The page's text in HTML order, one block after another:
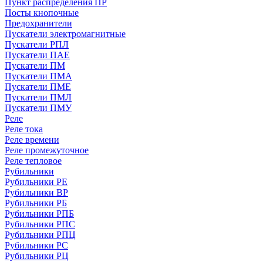
Пункт распределения ПР
Посты кнопочные
Предохранители
Пускатели электромагнитные
Пускатели РПЛ
Пускатели ПАЕ
Пускатели ПМ
Пускатели ПМА
Пускатели ПМЕ
Пускатели ПМЛ
Пускатели ПМУ
Реле
Реле тока
Реле времени
Реле промежуточное
Реле тепловое
Рубильники
Рубильники РЕ
Рубильники ВР
Рубильники РБ
Рубильники РПБ
Рубильники РПС
Рубильники РПЦ
Рубильники РС
Рубильники РЦ